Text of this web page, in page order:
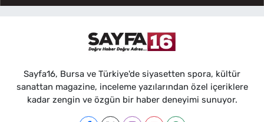
Sayfa16, Bursa ve Türkiye'de siyasetten spora, kültür
sanattan magazine, inceleme yazılarından özel içeriklere
kadar zengin ve özgün bir haber deneyimi sunuyor.